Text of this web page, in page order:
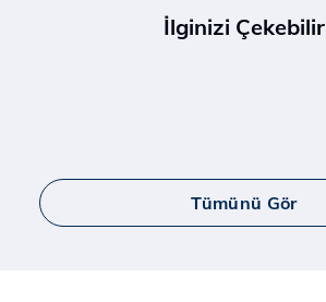
İlginizi Çekebilir
Tümünü Gör